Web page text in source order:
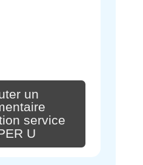
un
service
U